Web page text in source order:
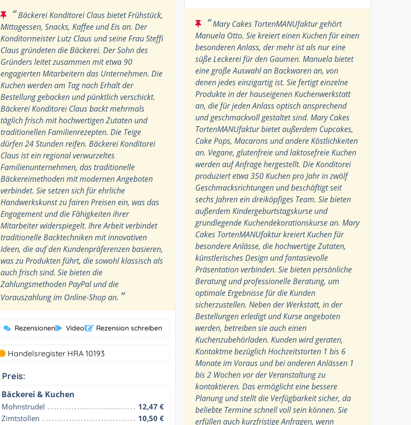
“Bäckerei Konditorei Claus bietet Frühstück,
Mittagessen, Snacks, Kaffee und Eis an. Der
Konditormeister Lutz Claus und seine Frau Steffi
Claus gründeten die Bäckerei. Der Sohn des
Gründers leitet zusammen mit etwa 90
engagierten Mitarbeitern das Unternehmen. Die
Kuchen werden am Tag nach Erhalt der
Bestellung gebacken und pünktlich verschickt.
Bäckerei Konditorei Claus backt mehrmals
täglich frisch mit hochwertigen Zutaten und
traditionellen Familienrezepten. Die Teige
dürfen 24 Stunden reifen. Bäckerei Konditorei
Claus ist ein regional verwurzeltes
Familienunternehmen, das traditionelle
Bäckereimethoden mit modernen Angeboten
verbindet. Sie setzen sich für ehrliche
Handwerkskunst zu fairen Preisen ein, was das
Engagement und die Fähigkeiten ihrer
Mitarbeiter widerspiegelt. Ihre Arbeit verbindet
traditionelle Backtechniken mit innovativen
Ideen, die auf den Kundenpräferenzen basieren,
was zu Produkten führt, die sowohl klassisch als
auch frisch sind. Sie bieten die
Zahlungsmethoden PayPal und die
Vorauszahlung im Online-Shop an. ”
Rezensionen| Video| Rezension schreiben
Handelsregister HRA 10193
Preis:
Bäckerei & Kuchen
Mohnstrudel
12,47 €
Zimtstollen
10,50 €
“Mary Cakes TortenMANUfaktur gehört
Manuela Otto. Sie kreiert einen Kuchen für einen
besonderen Anlass, der mehr ist als nur eine
süße Leckerei für den Gaumen. Manuela bietet
eine große Auswahl an Backwaren an, von
denen jedes einzigartig ist. Sie fertigt einzelne
Produkte in der hauseigenen Kuchenwerkstatt
an, die für jeden Anlass optisch ansprechend
und geschmackvoll gestaltet sind. Mary Cakes
TortenMANUfaktur bietet außerdem Cupcakes,
Cake Pops, Macarons und andere Köstlichkeiten
an. Vegane, glutenfreie und laktosefreie Kuchen
werden auf Anfrage hergestellt. Die Konditorei
produziert etwa 350 Kuchen pro Jahr in zwölf
Geschmacksrichtungen und beschäftigt seit
sechs Jahren ein dreiköpfiges Team. Sie bieten
außerdem Kindergeburtstagskurse und
grundlegende Kuchendekorationskurse an. Mary
Cakes TortenMANUfaktur kreiert Kuchen für
besondere Anlässe, die hochwertige Zutaten,
künstlerisches Design und fantasievolle
Präsentation verbinden. Sie bieten persönliche
Beratung und professionelle Beratung, um
optimale Ergebnisse für die Kunden
sicherzustellen. Neben der Werkstatt, in der
Bestellungen erledigt und Kurse angeboten
werden, betreiben sie auch einen
Kuchenzubehörladen. Kunden wird geraten,
Kontaktme bezüglich Hochzeitstorten 1 bis 6
Monate im Voraus und bei anderen Anlässen 1
bis 2 Wochen vor der Veranstaltung zu
kontaktieren. Das ermöglicht eine bessere
Planung und stellt die Verfügbarkeit sicher, da
beliebte Termine schnell voll sein können. Sie
erfüllen auch kurzfristige Anfragen, wenn